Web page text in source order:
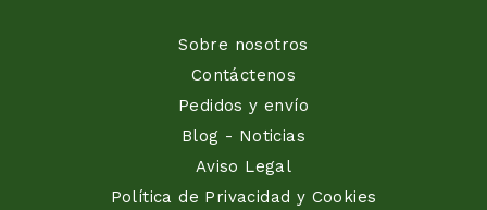
Sobre nosotros
Contáctenos
Pedidos y envío
Blog - Noticias
Aviso Legal
Política de Privacidad y Cookies